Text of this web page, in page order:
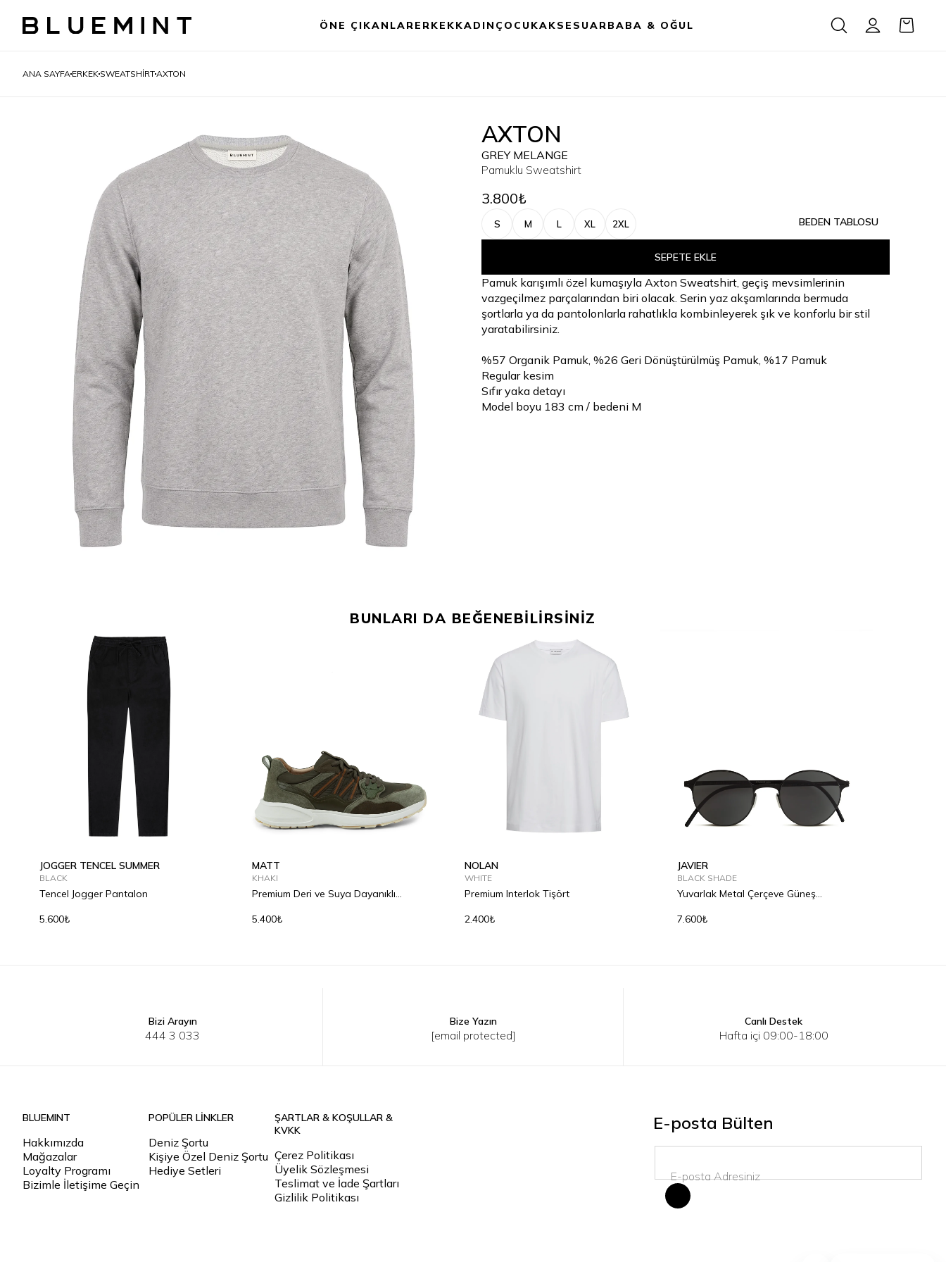
ÖNE ÇIKANLAR ERKEKKADIN ÇOCUKAKSESUAR BABA & OĞUL
ANA SAYFA ERKEK SWEATSHIRTAXTON
AXTON
GREY MELANGE
Pamuklu Sweatshirt
3.800₺
S M L XL 2XL BEDEN TABLOSU
SEPETE EKLE
Pamuk karışımlı özel kumaşıyla Axton Sweatshirt, geçiş mevsimlerinin
vazgeçilmez parçalarından biri olacak. Serin yaz akşamlarında bermuda
şortlarla ya da pantolonlarla rahatlıkla kombinleyerek şık ve konforlu bir stil
yaratabilirsiniz.
%57 Organik Pamuk, %26 Geri Dönüştürülmüş Pamuk, %17 Pamuk
Regular kesim
Sıfır yaka detayı
Model boyu 183 cm / bedeni M
BUNLARI DA BEĞENEBİLİRSİNİZ
34 36 38
JOGGER TENCEL SUMMER
BLACK
Tencel Jogger Pantalon
5.600₺
MATT
KHAKI
Premium Deri ve Suya Dayanıklı
5.400₺
XS
NOLAN
WHITE
Premium Interlok Tişört
2.400₺
JAVIER
BLACK SHADE
Yuvarlak Metal Çerçeve Güneş
7.600₺
Bizi Arayın
444 3 033
Bize Yazın
[email protected]
Canlı Destek
Hafta içi 09:00-18:00
BLUEMINT
Hakkımızda
Mağazalar
Loyalty Programı
Bizimle İletişime Geçin
POPÜLER LİNKLER
Deniz Şortu
Kişiye Özel Deniz Şortu
Hediye Setleri
ŞARTLAR & KOŞULLAR &
KVKK
Çerez Politikası
Üyelik Sözleşmesi
Teslimat ve İade Şartları
Gizlilik Politikası
E-posta Bülten